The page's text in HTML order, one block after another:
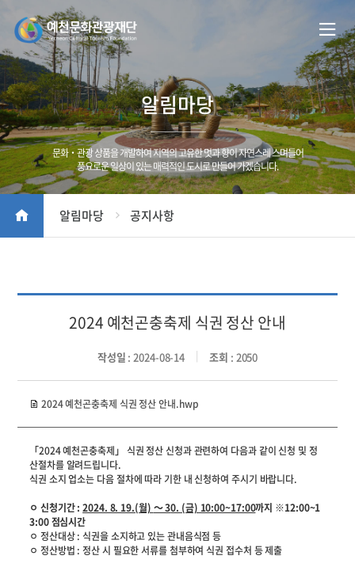
알림마당
문화‧관광 상품을 개발하여 지역의 고유한 멋과 향이 자연스레 스며들어
풍요로운 일상이 있는 매력적인 도시로 만들어 가겠습니다.
알림마당 공지사항
2024 예천곤충축제 식권 정산 안내
작성일 : 2024-08-14 조회 : 2050
2024 예천곤충축제 식권 정산 안내.hwp
「2024 예천곤충축제」 식권 정산 신청과 관련하여 다음과 같이 신청 및 정
산절차를 알려드립니다.
식권 소지 업소는 다음 절차에 따라 기한 내 신청하여 주시기 바랍니다.
ㅇ 신청기간 :2024. 8. 19.(월) ～ 30. (금) 10:00~17:00까지 ※12:00~1
3:00 점심시간
ㅇ 정산대상 : 식권을 소지하고 있는 관내음식점 등
ㅇ 정산방법 : 정산 시 필요한 서류를 첨부하여 식권 접수처 등 제출